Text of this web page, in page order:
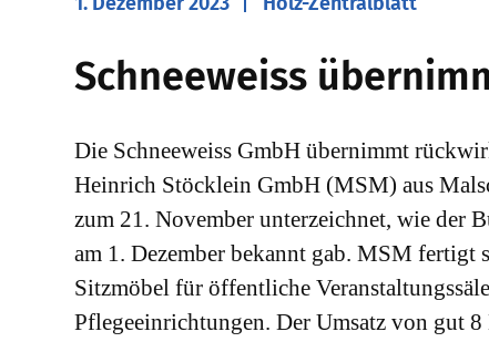
Schneeweiss
Die Schneeweiss GmbH übernimmt
Heinrich Stöcklein GmbH (MSM) aus
zum 21. November unterzeichnet, wie der
am 1. Dezember bekannt gab. MSM fertigt
Sitzmöbel für öffentliche
Pflegeeinrichtungen. Der Umsatz von gut